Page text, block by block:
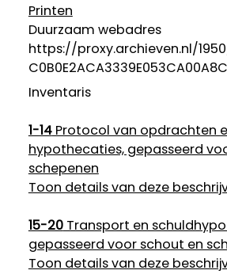
Printen
Duurzaam webadres
Inventaris
1-14Protocol van opdrachten
hypothecaties, gepasseerd
schepenen
Toon details van deze
15-20Transport en
gepasseerd voor schout en
Toon details van deze